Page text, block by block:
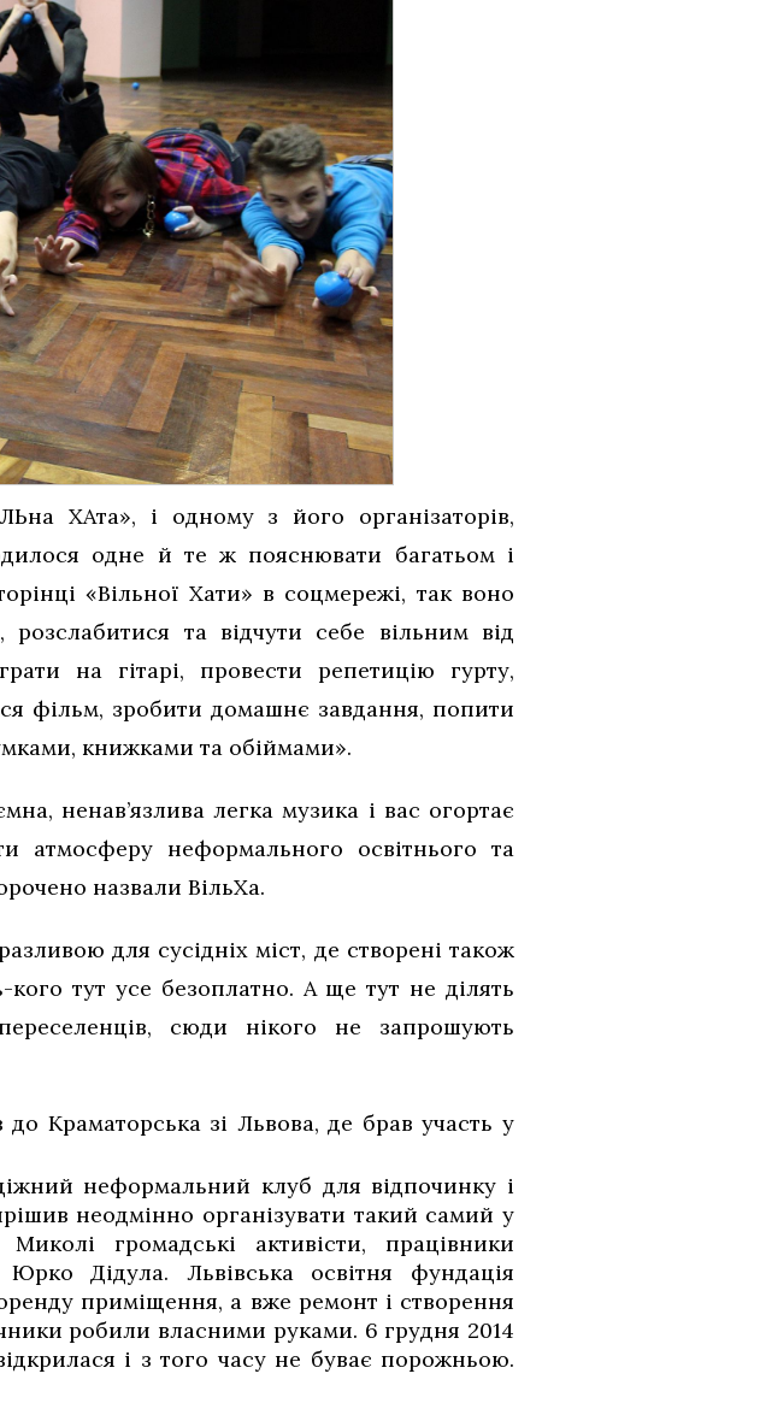
ХАта», і одному з його організаторів,
одне й те ж пояснювати багатьом і
«Вільної Хати» в соцмережі, так воно
та відчути себе вільним від
на гітарі, провести репетицію гурту,
фільм, зробити домашнє завдання, попити
книжками та обіймами».
ненав’язлива легка музика і вас огортає
атмосферу неформального освітнього та
назвали ВільХа.
для сусідніх міст, де створені також
тут усе безоплатно. А ще тут не ділять
сюди нікого не запрошують
Краматорська зі Львова, де брав участь у
неформальний клуб для відпочинку і
неодмінно організувати такий самий у
громадські активісти, працівники
Дідула. Львівська освітня фундація
приміщення, а вже ремонт і створення
робили власними руками. 6 грудня 2014
і з того часу не буває порожньою.